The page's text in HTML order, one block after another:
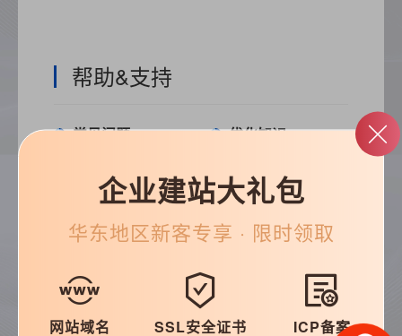
帮助&支持
常见问题
优化知识
企业建站大礼包
华东地区新客专享 · 限时领取
网站域名 SSL安全证书 ICP备案